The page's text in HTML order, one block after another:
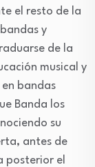
el resto de la
y
de la
musical y
bandas
Banda los
su
antes de
posterior el